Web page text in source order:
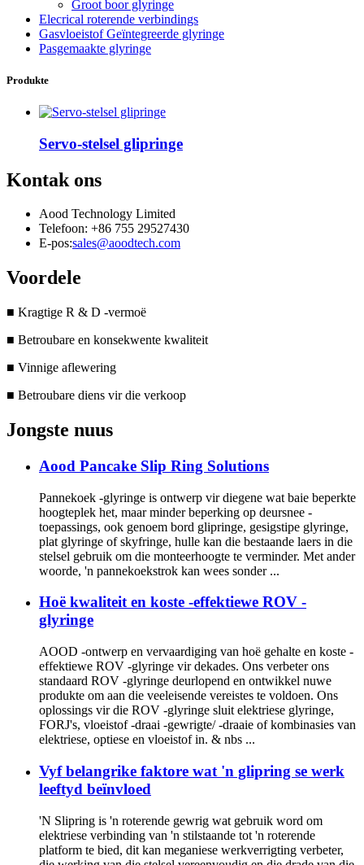
Groot boor glyringe
Elecrical roterende verbindings
Gasvloeistof Geïntegreerde glyringe
Pasgemaakte glyringe
Produkte
Servo-stelsel glipringe
Kontak ons
Aood Technology Limited
Telefoon: +86 755 29527430
E-pos:sales@aoodtech.com
Voordele
■ Kragtige R & D -vermoë
■ Betroubare en konsekwente kwaliteit
■ Vinnige aflewering
■ Betroubare diens vir die verkoop
Jongste nuus
Aood Pancake Slip Ring Solutions
Pannekoek -glyringe is ontwerp vir diegene wat baie beperkte
hoogteplek het, maar minder beperking op deursnee -
toepassings, ook genoem bord glipringe, gesigstipe glyringe,
plat glyringe of skyfringe, hulle kan die bestaande laers in die
stelsel gebruik om die monteerhoogte te verminder. Met ander
woorde, 'n pannekoekstrok kan wees sonder ...
Hoë kwaliteit en koste -effektiewe ROV -
glyringe
AOOD -ontwerp en vervaardiging van hoë gehalte en koste -
effektiewe ROV -glyringe vir dekades. Ons verbeter ons
standaard ROV -glyringe deurlopend en ontwikkel nuwe
produkte om aan die veeleisende vereistes te voldoen. Ons
oplossings vir die ROV -glyringe sluit elektriese glyringe,
FORJ's, vloeistof -draai -gewrigte/ -draaie of kombinasies van
elektriese, optiese en vloeistof in. & nbs ...
Vyf belangrike faktore wat 'n glipring se werk
leeftyd beïnvloed
'N Slipring is 'n roterende gewrig wat gebruik word om
elektriese verbinding van 'n stilstaande tot 'n roterende
platform te bied, dit kan meganiese werkverrigting verbeter,